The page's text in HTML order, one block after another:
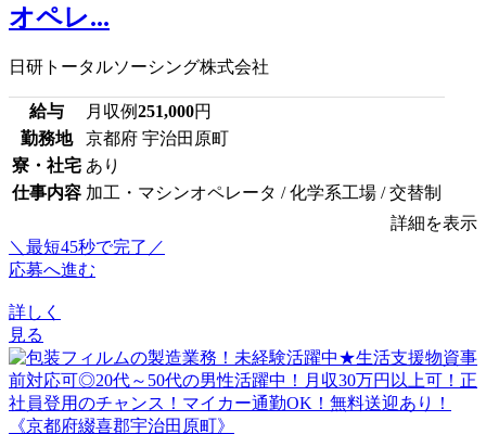
オペレ...
日研トータルソーシング株式会社
給与 月収例251,000円
勤務地
京都府 宇治田原町
寮・社宅 あり
仕事内容 加工・マシンオペレータ / 化学系工場 / 交替制
詳細を表示
＼最短45秒で完了／
応募へ進む
詳しく
見る